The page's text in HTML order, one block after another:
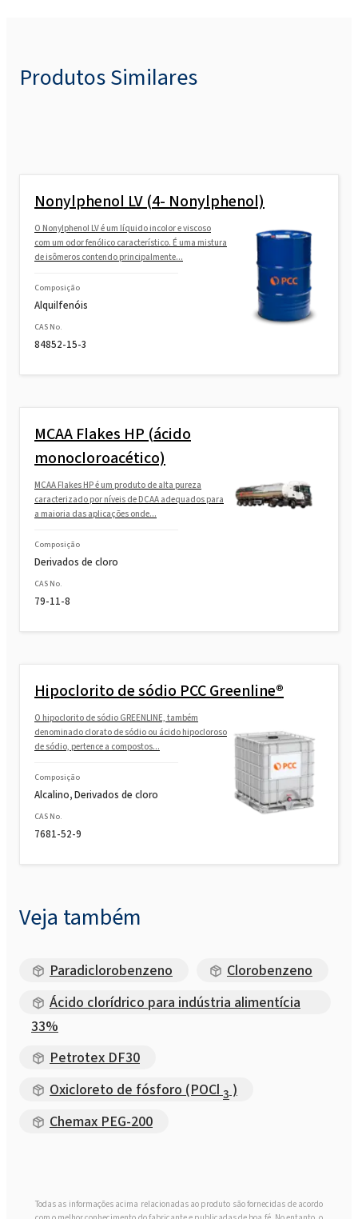
Produtos Similares
Nonylphenol LV (4- Nonylphenol)
O Nonylphenol LV é um líquido incolor e viscoso
com um odor fenólico característico. É uma mistura
de isômeros contendo principalmente...
Composição
Alquilfenóis
CAS No.
84852-15-3
MCAA Flakes HP (ácido
monocloroacético)
MCAA Flakes HP é um produto de alta pureza
caracterizado por níveis de DCAA adequados para
a maioria das aplicações onde...
Composição
Derivados de cloro
CAS No.
79-11-8
Hipoclorito de sódio PCC Greenline®
O hipoclorito de sódio GREENLINE, também
denominado clorato de sódio ou ácido hipocloroso
de sódio, pertence a compostos...
Composição
Alcalino, Derivados de cloro
CAS No.
7681-52-9
Veja também
Paradiclorobenzeno
Clorobenzeno
Ácido clorídrico para indústria alimentícia
33%
Petrotex DF30
Oxicloreto de fósforo (POCl 3 )
Chemax PEG-200
Todas as informações acima relacionadas ao produto são fornecidas de acordo